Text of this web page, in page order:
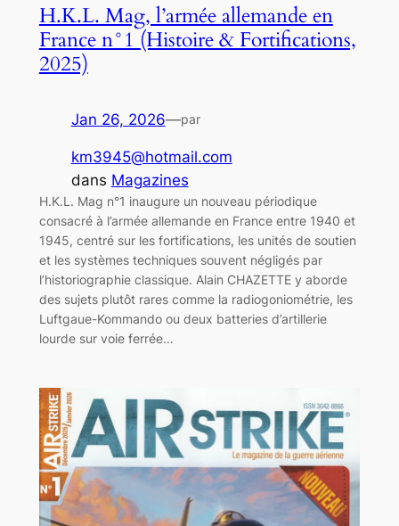
H.K.L. Mag, l’armée allemande en
France n°1 (Histoire & Fortifications,
2025)
Jan 26, 2026—par
km3945@hotmail.com
dans Magazines
H.K.L. Mag n°1 inaugure un nouveau périodique
consacré à l’armée allemande en France entre 1940 et
1945, centré sur les fortifications, les unités de soutien
et les systèmes techniques souvent négligés par
l’historiographie classique. Alain CHAZETTE y aborde
des sujets plutôt rares comme la radiogoniométrie, les
Luftgaue-Kommando ou deux batteries d’artillerie
lourde sur voie ferrée…